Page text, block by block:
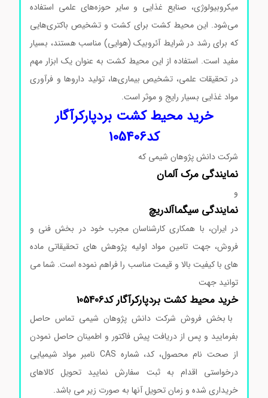
میکروبیولوژی، صنایع غذایی و سایر حوزه‌های علمی استفاده
می‌شود. این محیط کشت برای کشت و تشخیص باکتری‌هایی
که برای رشد در شرایط آئروبیک (هوایی) مناسب هستند، بسیار
مفید است. استفاده از این محیط کشت به عنوان یک ابزار مهم
در تحقیقات علمی، تشخیص بیماری‌ها، تولید داروها و فرآوری
مواد غذایی بسیار رایج و موثر است.
خرید محیط کشت بردپارکرآگار
کد105406
شرکت دانش پژوهان شیمی که
نمایندگیمرکآلمان
نمایندگیسیگماآلدریچ
در ایران، با همکاری کارشناسان مجرب خود در بخش فنی و
فروش، جهت تامین مواد اولیه پژوهش های تحقیقاتی ماده
های با کیفیت بالا و قیمت مناسب را فراهم نموده است. شما می
توانید جهت
خریدمحیطکشتبردپارکرآگارکد105406
با بخش فروش شرکت دانش پژوهان شیمی تماس حاصل
بفرمایید و پس از دریافت پیش فاکتور و اطمینان حاصل نمودن
از صحت نام محصول، کد، شماره CAS نامبر مواد شیمیایی
درخواستی اقدام به ثبت سفارش نمایید تحویل کالاهای
خریداری شده و زمان تحویل آنها به صورت زیر می باشد.